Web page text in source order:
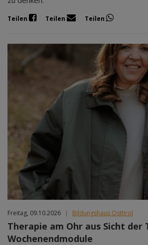
Teilen Teilen Teilen
Freitag, 09.10.2026 | Bildungshaus Osttirol
Therapie am Ohr aus Sicht der
Wochenendmodule